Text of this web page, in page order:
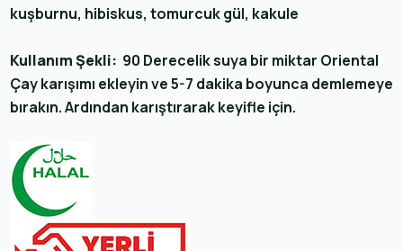
kuşburnu, hibiskus, tomurcuk gül, kakule
Kullanım Şekli: 90 Derecelik suya bir miktar Oriental
Çay karışımı ekleyin ve 5-7 dakika boyunca demlemeye
bırakın. Ardından karıştırarak keyifle için.